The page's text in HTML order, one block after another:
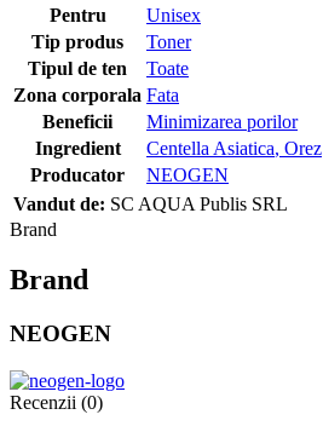
Pentru
Unisex
Tip produs
Toner
Tipul de ten
Toate
Zona corporala Fata
Beneficii
Minimizarea porilor
Ingredient
Centella Asiatica, Orez
Producator
NEOGEN
Vandut de: SC AQUA Publis SRL
Brand
Brand
NEOGEN
Recenzii (0)